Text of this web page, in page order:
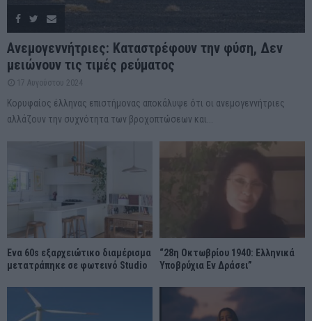
Ανεμογεννήτριες: Καταστρέφουν την φύση, Δεν
μειώνουν τις τιμές ρεύματος
17 Αυγούστου 2024
Κορυφαίος έλληνας επιστήμονας αποκάλυψε ότι οι ανεμογεννήτριες
αλλάζουν την συχνότητα των βροχοπτώσεων και...
Ένα 60s εξαρχειώτικο διαμέρισμα
μετατράπηκε σε φωτεινό Studio
“28η Οκτωβρίου 1940: Ελληνικά
Υποβρύχια Εν Δράσει”